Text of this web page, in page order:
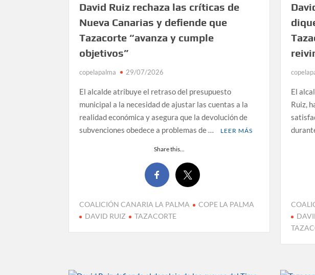
David Ruiz rechaza las críticas de
Nueva Canarias y defiende que
Tazacorte “avanza y cumple
objetivos”
copelapalma 29/07/2026
El alcalde atribuye el retraso del presupuesto
municipal a la necesidad de ajustar las cuentas a la
realidad económica y asegura que la devolución de
subvenciones obedece a problemas de …
LEER MÁS
Share this...
COALICIÓN CANARIA LA PALMA
COPE LA PALMA
DAVID RUIZ
TAZACORTE
El
Ruiz,